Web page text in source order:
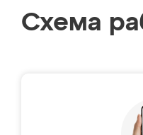
Схема